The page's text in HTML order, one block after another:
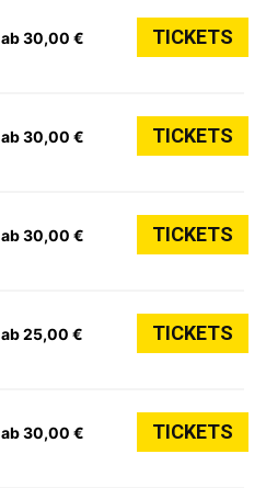
ab 30,00 € TICKETS
ab 30,00 € TICKETS
ab 30,00 € TICKETS
ab 25,00 € TICKETS
ab 30,00 € TICKETS